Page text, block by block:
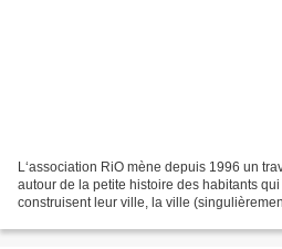
L‘association RiO mène depuis 1996 un
autour de la petite histoire des habitants
construisent leur ville, la ville